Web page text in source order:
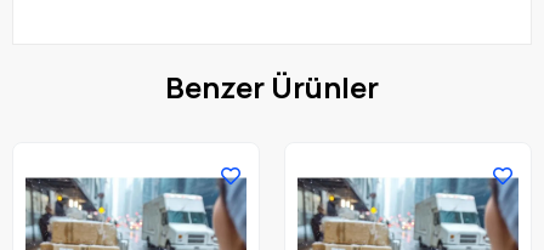
Benzer Ürünler